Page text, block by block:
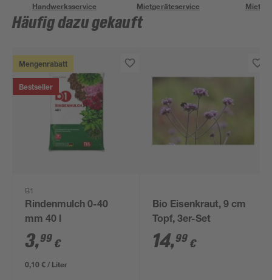
Handwerksservice Mietgeräteservice
Häufig dazu gekauft
Mengenrabatt
Bestseller
B1
Rindenmulch 0-40
mm 40 l
3,99 €
0,10 € / Liter
Bio Eisenkraut, 9 cm
Topf, 3er-Set
14,99 €